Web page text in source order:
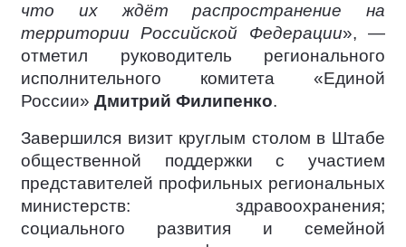
что их ждёт распространение на
территории Российской Федерации», —
отметил руководитель регионального
исполнительного комитета «Единой
России» Дмитрий Филипенко.
Завершился визит круглым столом в Штабе
общественной поддержки с участием
представителей профильных региональных
министерств: здравоохранения;
социального развития и семейной